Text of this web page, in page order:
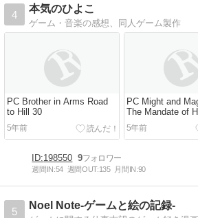
4
本気のひよこ
ゲーム・音楽の感想、同人ゲーム製作
PC Brother in Arms Road
to Hill 30
5年前
PC Might and
The Mandate of
5年前
198550 9
週間IN:54 週間OUT:135 月間IN:90
5
Noel Note-ゲームと絵の記録-